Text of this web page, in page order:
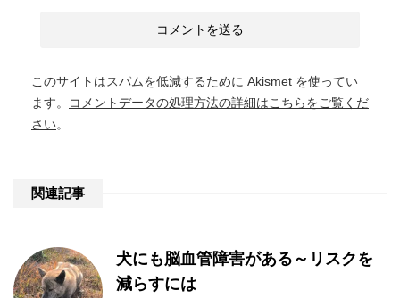
このサイトはスパムを低減するために Akismet を使ってい
ます。
コメントデータの処理方法の詳細はこちらをご覧くだ
さい。
関連記事
犬にも脳血管障害がある～リスクを
減らすには